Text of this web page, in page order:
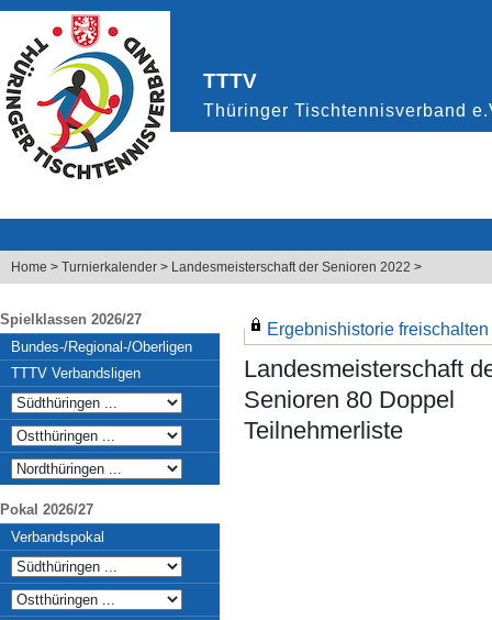
Home > Turnierkalender > Landesmeisterschaft der Senioren 2022 >
Spielklassen 2026/27
Bundes-/Regional-/Oberligen
TTTV Verbandsligen
Pokal 2026/27
Verbandspokal
Ergebnishistorie freischalten
Landesmeisterschaft
Senioren 80 Doppel
Teilnehmerliste